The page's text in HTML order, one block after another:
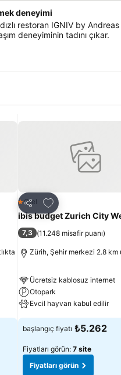
deneyimi
restoran IGNIV by Andreas
deneyiminin tadını çıkar.
Paylaş
Favorilerime ekle
1 Yıldız
Otel
ibis budget Zurich City
7,3 (11.248 misafir puanı)
Zürih, Şehir merkezi 2.8 km
Ücretsiz kablosuz internet
Otopark
Evcil hayvan kabul edilir
başlangıç fiyatı ₺5.262
Fiyatları görün: 7 site
Fiyatları görün